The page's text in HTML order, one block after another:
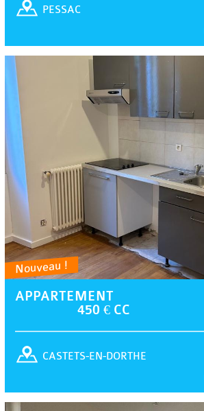
PESSAC
Nouveau !
APPARTEMENT
450 € CC
CASTETS-EN-DORTHE